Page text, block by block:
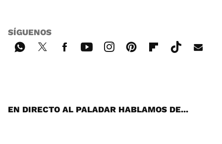
SÍGUENOS
EN DIRECTO AL PALADAR HABLAMOS DE...